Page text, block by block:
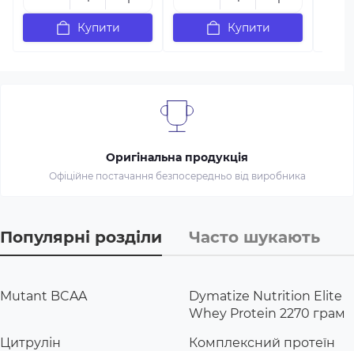
Купити Купити
Оригінальна продукція
Офіційне постачання безпосередньо від виробника
Популярні розділи Часто шукають
Mutant BCAA
Dymatize Nutrition Elite
Whey Protein 2270 грам
Цитрулін
Комплексний протеїн